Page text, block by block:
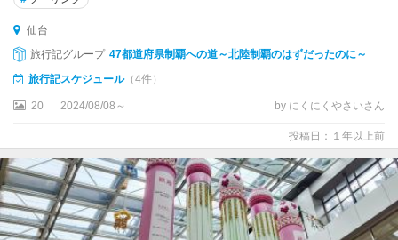
仙台
旅行記グループ 47都道府県制覇への道～北陸制覇のはずだったのに～
旅行記スケジュール（4件）
20 2024/08/08～ by にくにくやさいさん
投稿日：１年以上前